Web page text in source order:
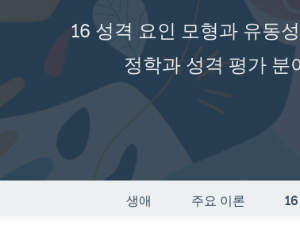
16 성격 요인 모형과 유동
정학과 성격 평가 분
생애 주요 이론